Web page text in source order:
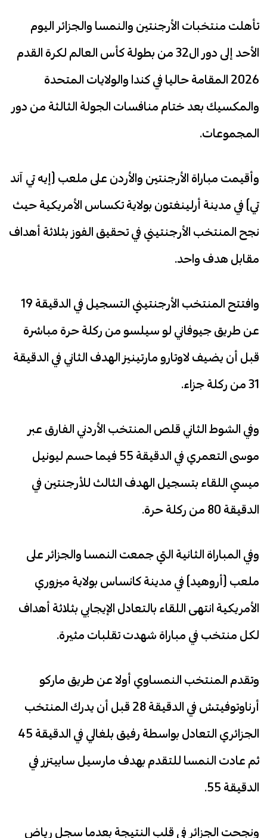
تأهلت منتخبات الأرجنتين والنمسا والجزائر اليوم
الأحد إلى دور ال32 من بطولة كأس العالم لكرة القدم
2026 المقامة حاليا في كندا والولايات المتحدة
والمكسيك بعد ختام منافسات الجولة الثالثة من دور
المجموعات.
وأقيمت مباراة الأرجنتين والأردن على ملعب (إيه تي آند
تي) في مدينة أرلينغتون بولاية تكساس الأمريكية حيث
نجح المنتخب الأرجنتيني في تحقيق الفوز بثلاثة أهداف
مقابل هدف واحد.
وافتتح المنتخب الأرجنتيني التسجيل في الدقيقة 19
عن طريق جيوفاني لو سيلسو من ركلة حرة مباشرة
قبل أن يضيف لاوتارو مارتينيز الهدف الثاني في الدقيقة
31 من ركلة جزاء.
وفي الشوط الثاني قلص المنتخب الأردني الفارق عبر
موسى التعمري في الدقيقة 55 فيما حسم ليونيل
ميسي اللقاء بتسجيل الهدف الثالث للأرجنتين في
الدقيقة 80 من ركلة حرة.
وفي المباراة الثانية التي جمعت النمسا والجزائر على
ملعب (أروهيد) في مدينة كانساس بولاية ميزوري
الأمريكية انتهى اللقاء بالتعادل الإيجابي بثلاثة أهداف
لكل منتخب في مباراة شهدت تقلبات مثيرة.
وتقدم المنتخب النمساوي أولا عن طريق ماركو
أرناوتوفيتش في الدقيقة 28 قبل أن يدرك المنتخب
الجزائري التعادل بواسطة رفيق بلغالي في الدقيقة 45
ثم عادت النمسا للتقدم بهدف مارسيل سابيتزر في
الدقيقة 55.
ونجحت الجزائر في قلب النتيجة بعدما سجل رياض